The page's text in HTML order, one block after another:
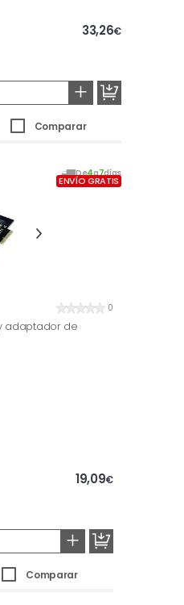
33,26€
+
Comparar
De4a7días
ENVÍO GRATIS
0
adaptador de
19,09€
+
Comparar